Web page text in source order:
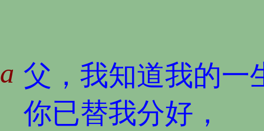
父，我知道我的一
你已替我分好，